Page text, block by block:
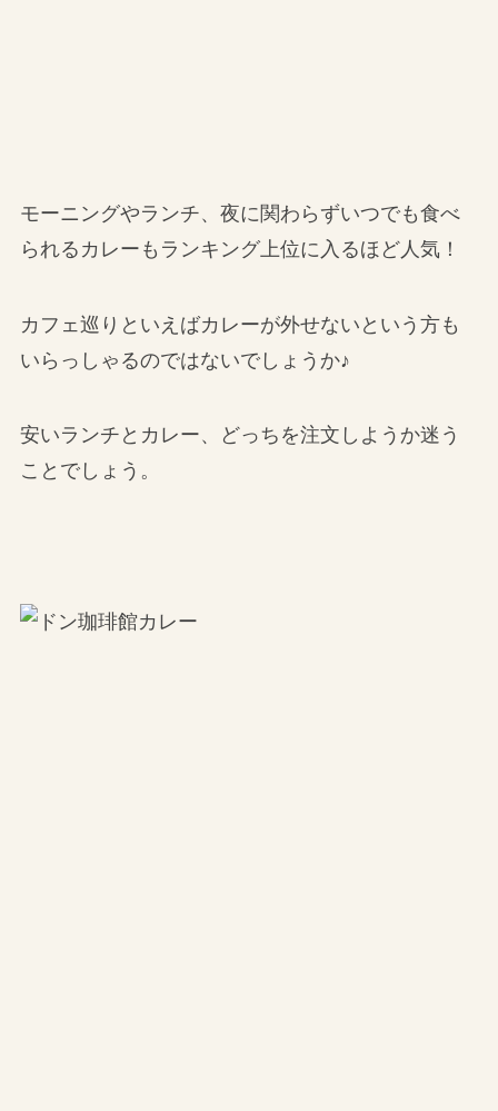
モーニングやランチ、夜に関わらずいつでも食べ
られるカレーもランキング上位に入るほど人気！
カフェ巡りといえばカレーが外せないという方も
いらっしゃるのではないでしょうか♪
安いランチとカレー、どっちを注文しようか迷う
ことでしょう。